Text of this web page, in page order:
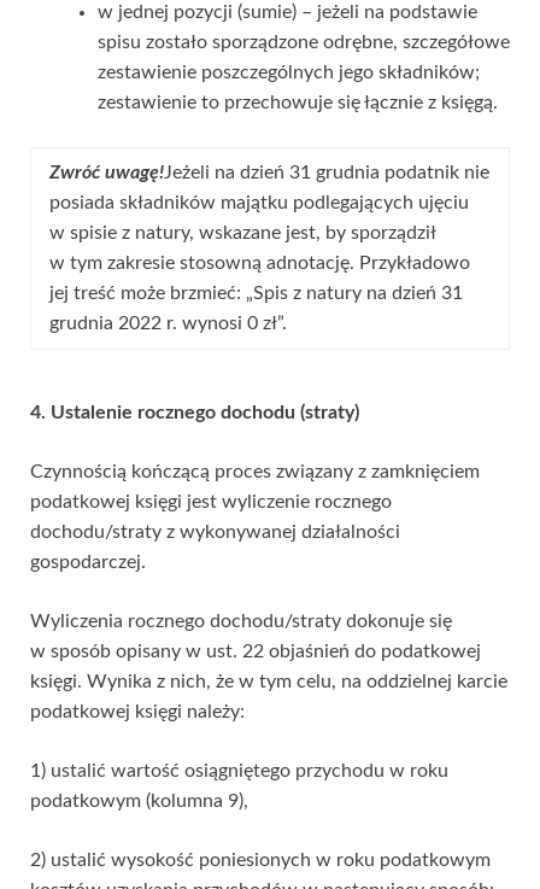
w jednej pozycji (sumie) – jeżeli na podstawie
spisu zostało sporządzone odrębne, szczegółowe
zestawienie poszczególnych jego składników;
zestawienie to przechowuje się łącznie z księgą.
Zwróć uwagę!Jeżeli na dzień 31 grudnia podatnik nie
posiada składników majątku podlegających ujęciu
w spisie z natury, wskazane jest, by sporządził
w tym zakresie stosowną adnotację. Przykładowo
jej treść może brzmieć: „Spis z natury na dzień 31
grudnia 2022 r. wynosi 0 zł”.
4. Ustalenie rocznego dochodu (straty)
Czynnością kończącą proces związany z zamknięciem
podatkowej księgi jest wyliczenie rocznego
dochodu/straty z wykonywanej działalności
gospodarczej.
Wyliczenia rocznego dochodu/straty dokonuje się
w sposób opisany w ust. 22 objaśnień do podatkowej
księgi. Wynika z nich, że w tym celu, na oddzielnej karcie
podatkowej księgi należy:
1) ustalić wartość osiągniętego przychodu w roku
podatkowym (kolumna 9),
2) ustalić wysokość poniesionych w roku podatkowym